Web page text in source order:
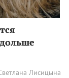
Лисицына